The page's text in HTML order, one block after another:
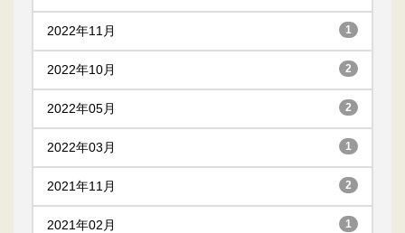
2022年11月 1
2022年10月 2
2022年05月 2
2022年03月 1
2021年11月 2
2021年02月 1